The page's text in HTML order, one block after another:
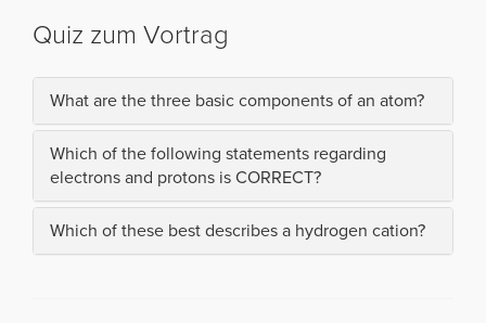
Quiz zum Vortrag
What are the three basic components of an atom?
Which of the following statements regarding
electrons and protons is CORRECT?
Which of these best describes a hydrogen cation?